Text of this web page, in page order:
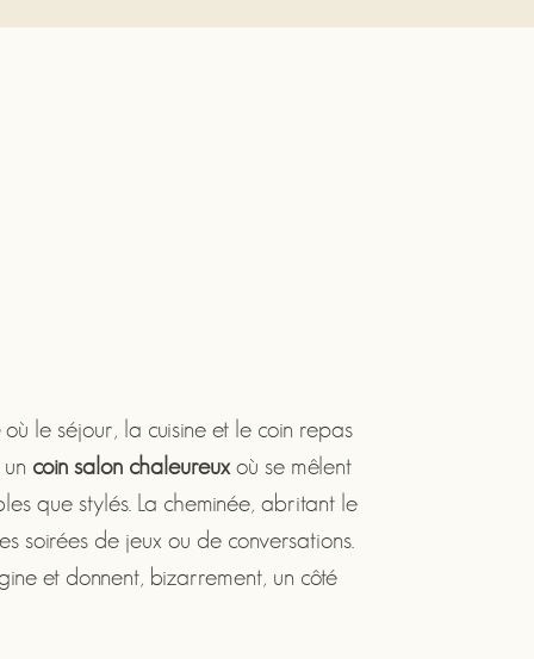
où le séjour, la cuisine et le coin repas
coin salon chaleureuxoù se mêlent
que stylés. La cheminée, abritant le
soirées de jeux ou de conversations.
et donnent, bizarrement, un côté